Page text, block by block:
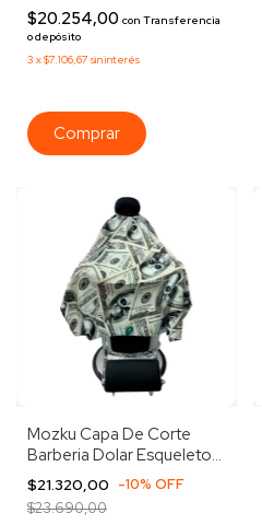
$20.254,00 con Transferencia
o depósito
3 x$7.106,67 sin interés
Mozku Capa De Corte
Barberia Dolar Esqueleto
Gancho Dolar Blanco
$21.320,00 -10% OFF
$23.690,00